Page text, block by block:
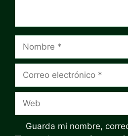
electrónico
Guarda mi nombre,